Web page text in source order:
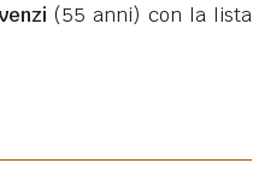
(55 anni) con la lista